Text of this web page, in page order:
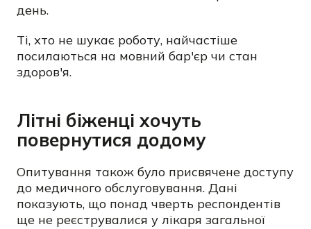
день.
Ті, хто не шукає роботу, найчастіше
посилаються на мовний бар'єр чи стан
здоров'я.
Літні біженці хочуть
повернутися додому
Опитування також було присвячене доступу
до медичного обслуговування. Дані
показують, що понад чверть респондентів
ще не реєструвалися у лікаря загальної